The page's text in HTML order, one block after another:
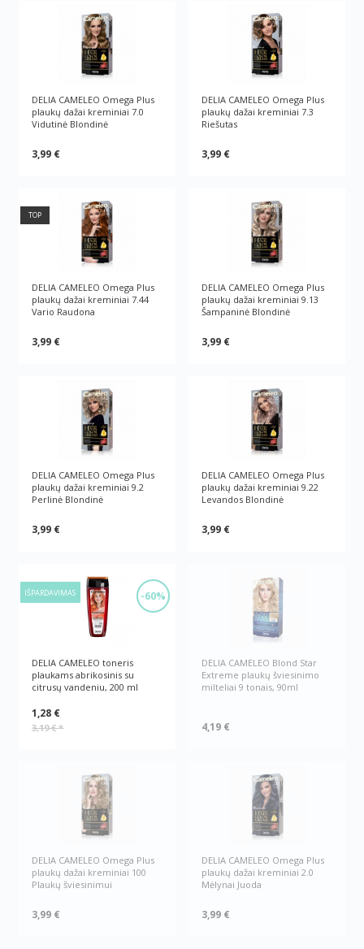
DELIA CAMELEO Omega Plus
plaukų dažai kreminiai 7.0
Vidutinė Blondinė
3,99 €
DELIA CAMELEO Omega Plus
plaukų dažai kreminiai 7.3
Riešutas
3,99 €
TOP
DELIA CAMELEO Omega Plus
plaukų dažai kreminiai 7.44
Vario Raudona
3,99 €
DELIA CAMELEO Omega Plus
plaukų dažai kreminiai 9.13
Šampaninė Blondinė
3,99 €
DELIA CAMELEO Omega Plus
plaukų dažai kreminiai 9.2
Perlinė Blondinė
3,99 €
DELIA CAMELEO Omega Plus
plaukų dažai kreminiai 9.22
Levandos Blondinė
3,99 €
-60%
IŠPARDAVIMAS
DELIA CAMELEO toneris
plaukams abrikosinis su
citrusų vandeniu, 200 ml
1,28 €
3,19 €*
DELIA CAMELEO Blond Star
Extreme plaukų šviesinimo
milteliai 9 tonais, 90ml
4,19 €
DELIA CAMELEO Omega Plus
plaukų dažai kreminiai 100
Plaukų šviesinimui
3,99 €
DELIA CAMELEO Omega Plus
plaukų dažai kreminiai 2.0
Mėlynai Juoda
3,99 €